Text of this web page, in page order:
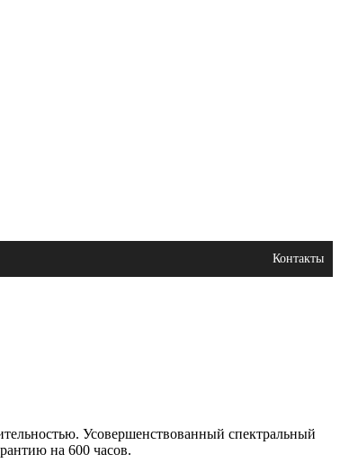
Контакты
Усовершенствованный спектральный
на 600 часов.